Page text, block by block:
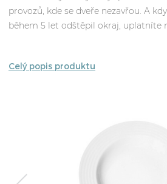
provozů, kde se dveře nezavřou. A
během 5 let odštěpil okraj, uplatníte
Celý popis produktu